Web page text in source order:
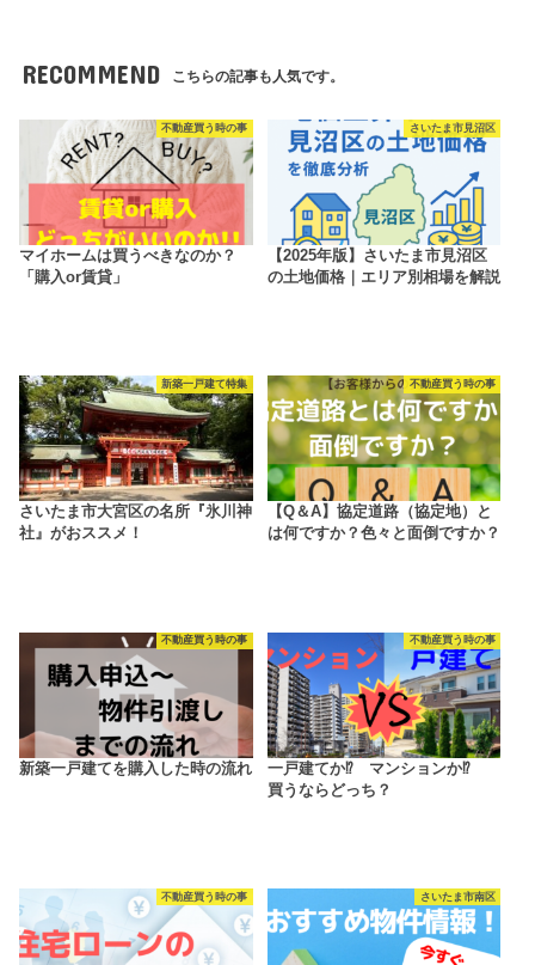
RECOMMEND こちらの記事も人気です。
不動産買う時の事
マイホームは買うべきなのか？
「購入or賃貸」
さいたま市見沼区
【2025年版】さいたま市見沼区
の土地価格｜エリア別相場を解説
新築一戸建て特集
さいたま市大宮区の名所『氷川神
社』がおススメ！
不動産買う時の事
【Q＆A】協定道路（協定地）と
は何ですか？色々と面倒ですか？
不動産買う時の事
新築一戸建てを購入した時の流れ
不動産買う時の事
一戸建てか⁉ マンションか⁉
買うならどっち？
不動産買う時の事 さいたま市南区